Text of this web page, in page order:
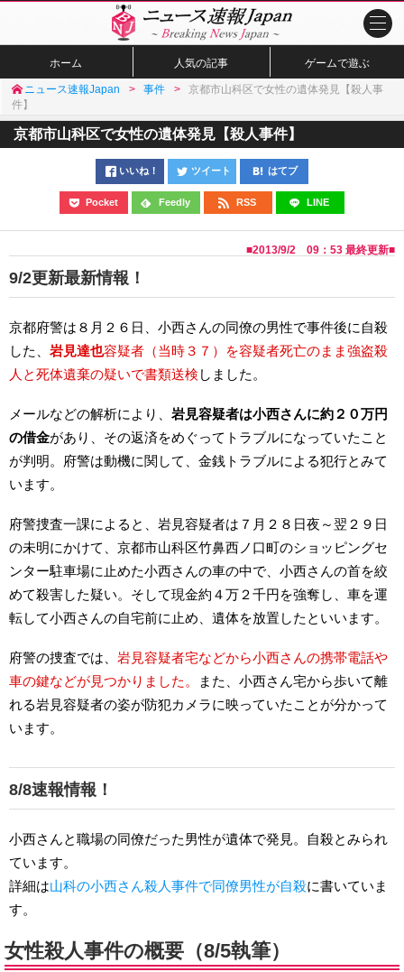
ホーム 人気の記事 ゲームで遊ぶ
ニュース速報Japan 事件
京都市山科区で女性の遺体発見【殺人事
件】
京都市山科区で女性の遺体発見【殺人事件】
いいね！ ツイート はてブ
Pocket Feedly RSS LINE
■2013/9/2 09：53 最終更新■
9/2更新最新情報！
京都府警は８月２６日、小西さんの同僚の男性で事件後に自殺
した、 岩見達也容疑者（当時３７）を容疑者死亡のまま強盗殺
人と死体遺棄の疑いで書類送検 しました。
メールなどの解析により、 岩見容疑者は小西さんに約２０万円
の借金があり、その返済をめぐってトラブルになっていたこと
が判明。府警は動機に関して、金銭トラブルによる犯行とみて
います。
府警捜査一課によると、岩見容疑者は７月２８日夜～翌２９日
の未明にかけて、京都市山科区竹鼻西ノ口町のショッピングセ
ンター駐車場に止めた小西さんの車の中で、小西さんの首を絞
めて殺害した疑い。そして現金約４万２千円を強奪し、車を運
転して小西さんの自宅前に止め、遺体を放置したといいます。
府警の捜査では、 岩見容疑者宅などから小西さんの携帯電話や
車の鍵などが見つかりました。
また、小西さん宅から歩いて離
れる岩見容疑者の姿が防犯カメラに映っていたことが分かって
います。
8/8速報情報！
小西さんと職場の同僚だった男性が遺体で発見。自殺とみられ
ています。
詳細は山科の小西さん殺人事件で同僚男性が自殺に書いていま
す。
女性殺人事件の概要（8/5執筆）